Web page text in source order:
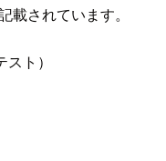
載されています。
ト）